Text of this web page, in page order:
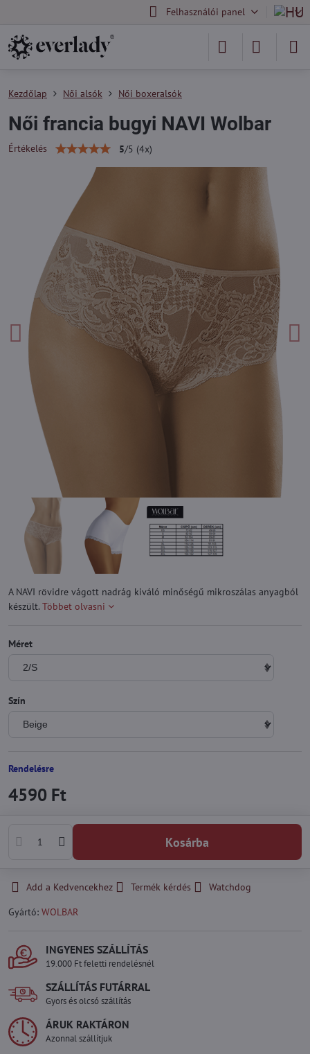
Felhasználói panel
Kezdőlap Női alsók Női boxeralsók
Női francia bugyi NAVI Wolbar
Értékelés 5/5 (4x)
A NAVI rövidre vágott nadrág kiváló minőségű mikroszálas anyagból
készült. Többet olvasni
Méret
Szín
Rendelésre
4590 Ft
Kosárba
Add a Kedvencekhez Termék kérdés
Watchdog
Gyártó: WOLBAR
INGYENES SZÁLLÍTÁS
19.000 Ft feletti rendelésnél
SZÁLLÍTÁS FUTÁRRAL
Gyors és olcsó szállítás
ÁRUK RAKTÁRON
Azonnal szállítjuk